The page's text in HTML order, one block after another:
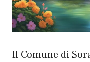
Il Comune di